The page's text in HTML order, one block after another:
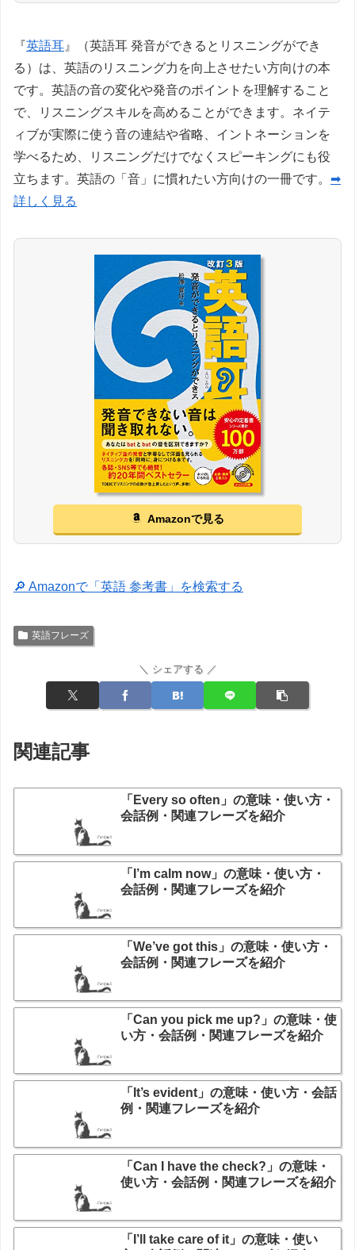
『英語耳 』（英語耳 発音ができるとリスニングができ
る）は、英語のリスニング力を向上させたい方向けの本
です。英語の音の変化や発音のポイントを理解すること
で、リスニングスキルを高めることができます。ネイテ
ィブが実際に使う音の連結や省略、イントネーションを
学べるため、リスニングだけでなくスピーキングにも役
立ちます。英語の「音」に慣れたい方向けの一冊です。 ➡
詳しく見る
Amazonで見る
🔎 Amazonで「英語 参考書」を検索する
英語フレーズ
＼ シェアする ／
関連記事
「Every so often」の意味・使い方・
会話例・関連フレーズを紹介
「I’m calm now」の意味・使い方・
会話例・関連フレーズを紹介
「We’ve got this」の意味・使い方・
会話例・関連フレーズを紹介
「Can you pick me up?」の意味・使
い方・会話例・関連フレーズを紹介
「It’s evident」の意味・使い方・会話
例・関連フレーズを紹介
「Can I have the check?」の意味・
使い方・会話例・関連フレーズを紹介
「I’ll take care of it」の意味・使い